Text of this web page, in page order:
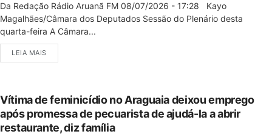
Da Redação Rádio Aruanã FM 08/07/2026 - 17:28 Kayo
Magalhães/Câmara dos Deputados Sessão do Plenário desta
quarta-feira A Câmara...
LEIA MAIS
Vítima de feminicídio no Araguaia deixou emprego
após promessa de pecuarista de ajudá-la a abrir
restaurante, diz família